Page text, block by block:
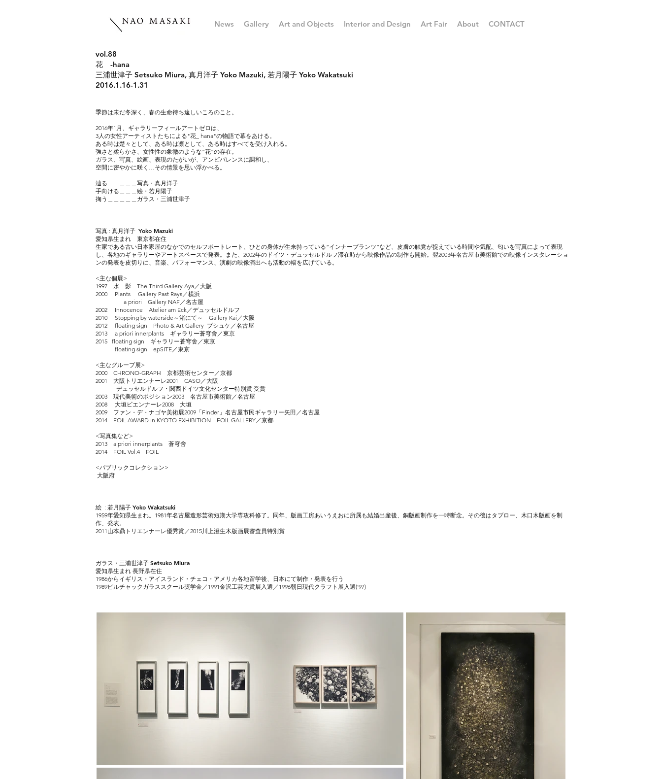
News Gallery Art and Objects Interior and Design Art Fair About CONTACT
vol.88
花 -hana
三浦世津子 Setsuko Miura, 真月洋子 Yoko Mazuki, 若月陽子 Yoko Wakatsuki
2016.1.16-1.31
季節は未だ冬深く、春の生命待ち遠しいころのこと。
2016年1月、ギャラリーフィールアートゼロは、
3人の女性アーティストたちによる"花_ hana"の物語で幕をあける。
ある時は楚々として、ある時は凛として、ある時はすべてを受け入れる。
強さと柔らかさ、女性性の象徴のような”花”の存在。
ガラス、写真、絵画、表現のたがいが、アンビバレンスに調和し、
空間に密やかに咲く…その情景を思い浮かべる。
辿る____＿＿＿写真・真月洋子
手向ける＿＿＿絵・若月陽子
掬う＿＿＿＿＿ガラス・三浦世津子
写真 : 真月洋子 Yoko Mazuki
愛知県生まれ 東京都在住
生家である古い日本家屋のなかでのセルフポートレート、ひとの身体が生来持っている“インナープランツ”など、皮膚の触覚が捉えている時間や気配、匂いを写真によって表現
し、 各地のギャラリーやアートスペースで発表。また、2002年のドイツ・デュッセルドルフ滞在時から映像作品の制作も開始。翌2003年名古屋市美術館での映像インスタレーショ
ンの発表を皮切りに、音楽、パフォーマンス、演劇の映像演出へも活動の幅を広げている。
<主な個展>
1997 水 影 The Third Gallery Aya／大阪
2000 Plants Gallery Past Rays／横浜
a priori Gallery NAF／名古屋
2002 Innocence Atelier am Eck／デュッセルドルフ
2010 Stopping by waterside～渚にて～ Gallery Kai／大阪
2012 floating sign Photo & Art Gallery プシュケ／名古屋
2013 a priori innerplants ギャラリー蒼穹舍／東京
2015 floating sign ギャラリー蒼穹舍／東京
floating sign epSITE／東京
<主なグループ展>
2000 CHRONO-GRAPH 京都芸術センター／京都
2001 大阪トリエンナーレ2001 CASO／大阪
デュッセルドルフ・関西ドイツ文化センター特別賞 受賞
2003 現代美術のポジション2003 名古屋市美術館／名古屋
2008 大垣ビエンナーレ2008 大垣
2009 ファン・デ・ナゴヤ美術展2009「Finder」名古屋市民ギャラリー矢田／名古屋
2014 FOIL AWARD in KYOTO EXHIBITION FOIL GALLERY／京都
<写真集など>
2013 a priori innerplants 蒼穹舍
2014 FOIL Vol.4 FOIL
<パブリックコレクション>
大阪府
絵 : 若月陽子 Yoko Wakatsuki
1959年愛知県生まれ。1981年名古屋造形芸術短期大学専攻科修了。同年、版画工房あいうえおに所属も結婚出産後、銅版画制作を一時断念。その後はタブロー、木口木版画を制
作、発表。
2011山本鼎トリエンナーレ優秀賞／2015川上澄生木版画展審査員特別賞
ガラス・三浦世津子 Setsuko Miura
愛知県生まれ 長野県在住
1986からイギリス・アイスランド・チェコ・アメリカ各地留学後、日本にて制作・発表を行う
1989ピルチャックガラススクール奨学金／1991金沢工芸大賞展入選／1996朝日現代クラフト展入選(‘97)